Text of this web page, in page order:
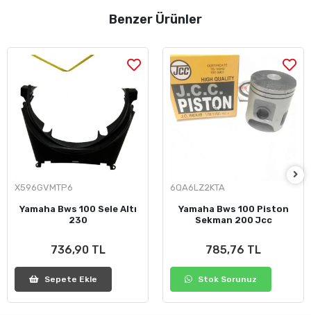
Benzer Ürünler
X596GVMTP6
Yamaha Bws 100 Sele Altı
230
736,90 TL
Sepete Ekle
6QA6LZ2KTA
Yamaha Bws 100 Piston
Sekman 200 Jcc
785,76 TL
Stok Sorunuz